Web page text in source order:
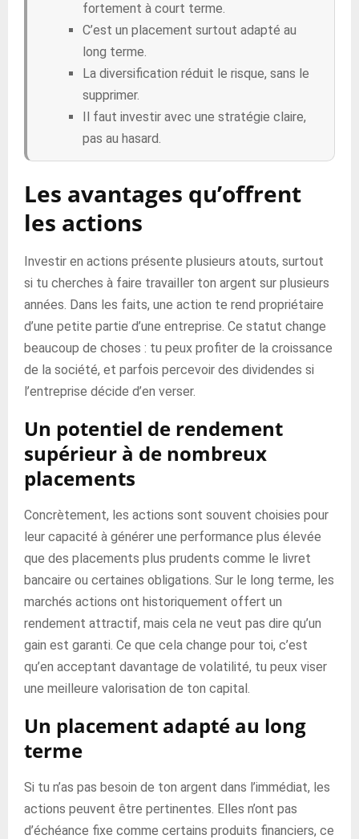
fortement à court terme.
C’est un placement surtout adapté au
long terme.
La diversification réduit le risque, sans le
supprimer.
Il faut investir avec une stratégie claire,
pas au hasard.
Les avantages qu’offrent
les actions
Investir en actions présente plusieurs atouts, surtout
si tu cherches à faire travailler ton argent sur plusieurs
années. Dans les faits, une action te rend propriétaire
d’une petite partie d’une entreprise. Ce statut change
beaucoup de choses : tu peux profiter de la croissance
de la société, et parfois percevoir des dividendes si
l’entreprise décide d’en verser.
Un potentiel de rendement
supérieur à de nombreux
placements
Concrètement, les actions sont souvent choisies pour
leur capacité à générer une performance plus élevée
que des placements plus prudents comme le livret
bancaire ou certaines obligations. Sur le long terme, les
marchés actions ont historiquement offert un
rendement attractif, mais cela ne veut pas dire qu’un
gain est garanti. Ce que cela change pour toi, c’est
qu’en acceptant davantage de volatilité, tu peux viser
une meilleure valorisation de ton capital.
Un placement adapté au long
terme
Si tu n’as pas besoin de ton argent dans l’immédiat, les
actions peuvent être pertinentes. Elles n’ont pas
d’échéance fixe comme certains produits financiers, ce